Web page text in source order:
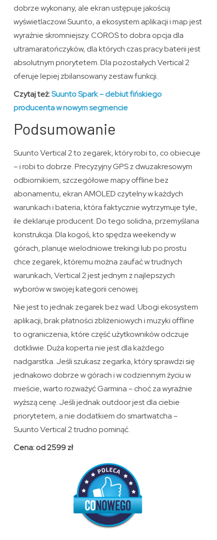
dobrze wykonany, ale ekran ustępuje jakością
wyświetlaczowi Suunto, a ekosystem aplikacji i map jest
wyraźnie skromniejszy. COROS to dobra opcja dla
ultramaratończyków, dla których czas pracy baterii jest
absolutnym priorytetem. Dla pozostałych Vertical 2
oferuje lepiej zbilansowany zestaw funkcji.
Czytaj też:Suunto Spark – debiut fińskiego
producenta w nowym segmencie
Podsumowanie
Suunto Vertical 2 to zegarek, który robi to, co obiecuje
– i robi to dobrze. Precyzyjny GPS z dwuzakresowym
odbiornikiem, szczegółowe mapy offline bez
abonamentu, ekran AMOLED czytelny w każdych
warunkach i bateria, która faktycznie wytrzymuje tyle,
ile deklaruje producent. Do tego solidna, przemyślana
konstrukcja. Dla kogoś, kto spędza weekendy w
górach, planuje wielodniowe trekingi lub po prostu
chce zegarek, któremu można zaufać w trudnych
warunkach, Vertical 2 jest jednym z najlepszych
wyborów w swojej kategorii cenowej.
Nie jest to jednak zegarek bez wad. Ubogi ekosystem
aplikacji, brak płatności zbliżeniowych i muzyki offline
to ograniczenia, które część użytkowników odczuje
dotkliwie. Duża koperta nie jest dla każdego
nadgarstka. Jeśli szukasz zegarka, który sprawdzi się
jednakowo dobrze w górach i w codziennym życiu w
mieście, warto rozważyć Garmina – choć za wyraźnie
wyższą cenę. Jeśli jednak outdoor jest dla ciebie
priorytetem, a nie dodatkiem do smartwatcha –
Suunto Vertical 2 trudno pominąć.
Cena: od 2599 zł